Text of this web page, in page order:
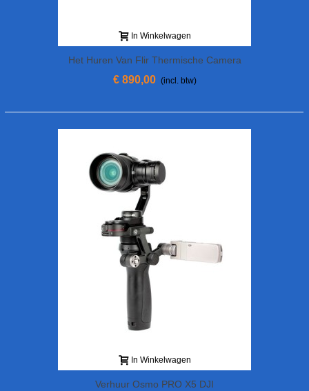
In Winkelwagen
Het Huren Van Flir Thermische Camera
View Pro-R 640 Met Ondersteuning Voor
€ 890,00 (incl. btw)
In Winkelwagen
Verhuur Osmo PRO X5 DJI